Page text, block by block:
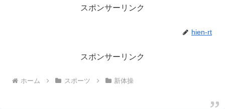
スポンサーリンク
hien-rt
スポンサーリンク
ホーム スポーツ 新体操